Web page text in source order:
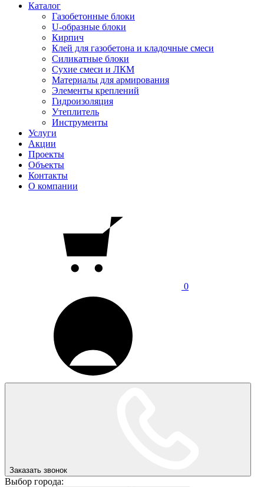
Каталог
Газобетонные блоки
U-образные блоки
Кирпич
Клей для газобетона и кладочные смеси
Силикатные блоки
Сухие смеси и ЛКМ
Материалы для армирования
Элементы креплений
Гидроизоляция
Утеплитель
Инструменты
Услуги
Акции
Проекты
Объекты
Контакты
О компании
0
Заказать звонок
Выбор города: